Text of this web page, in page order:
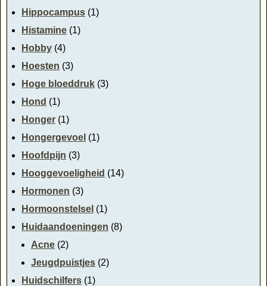
Hippocampus (1)
Histamine (1)
Hobby (4)
Hoesten (3)
Hoge bloeddruk (3)
Hond (1)
Honger (1)
Hongergevoel (1)
Hoofdpijn (3)
Hooggevoeligheid (14)
Hormonen (3)
Hormoonstelsel (1)
Huidaandoeningen (8)
Acne (2)
Jeugdpuistjes (2)
Huidschilfers (1)